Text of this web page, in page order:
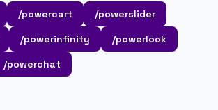
/powercart
/powerslider
/powerinfinity
/powerlook
/powerchat